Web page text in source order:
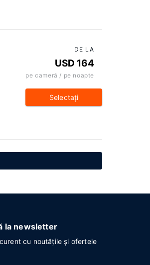
DE LA
USD 164
pe cameră / pe noapte
Selectaţi
la newsletter
cu noutățile și ofertele